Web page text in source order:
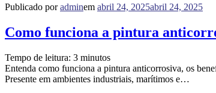
Publicado poradminem abril 24, 2025abril 24, 2025
Como funciona a pintura
Tempo de leitura: 3 minutos
Entenda como funciona a pintura anticorrosiva, os
Presente em ambientes industriais, marítimos e…